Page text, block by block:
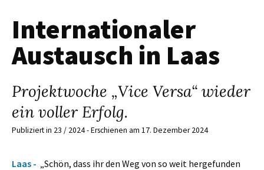
Internationaler
Austausch in Laas
Projektwoche „Vice Versa“ wieder
ein voller Erfolg.
Publiziert in 23 / 2024 - Erschienen am 17. Dezember 2024
Laas -
„Schön, dass ihr den Weg von so weit hergefunden